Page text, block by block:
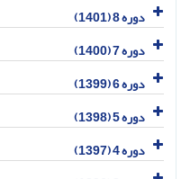
دوره 8 (1401)
دوره 7 (1400)
دوره 6 (1399)
دوره 5 (1398)
دوره 4 (1397)